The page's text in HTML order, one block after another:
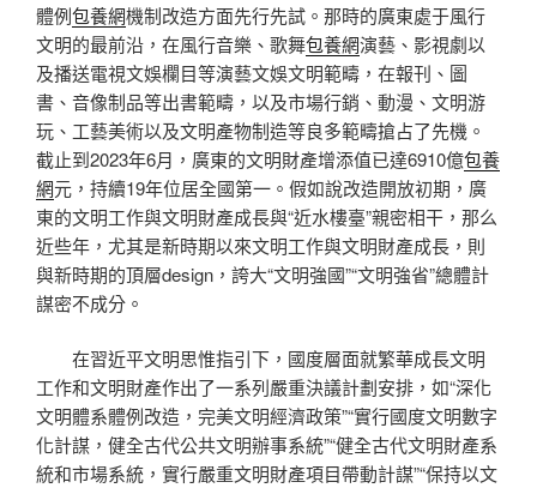
體例包養網機制改造方面先行先試。那時的廣東處于風行
文明的最前沿，在風行音樂、歌舞包養網演藝、影視劇以
及播送電視文娛欄目等演藝文娛文明範疇，在報刊、圖
書、音像制品等出書範疇，以及市場行銷、動漫、文明游
玩、工藝美術以及文明產物制造等良多範疇搶占了先機。
截止到2023年6月，廣東的文明財產增添值已達6910億包養
網元，持續19年位居全國第一。假如說改造開放初期，廣
東的文明工作與文明財產成長與“近水樓臺”親密相干，那么
近些年，尤其是新時期以來文明工作與文明財產成長，則
與新時期的頂層design，誇大“文明強國”“文明強省”總體計
謀密不成分。
在習近平文明思惟指引下，國度層面就繁華成長文明
工作和文明財產作出了一系列嚴重決議計劃安排，如“深化
文明體系體例改造，完美文明經濟政策”“實行國度文明數字
化計謀，健全古代公共文明辦事系統”“健全古代文明財產系
統和市場系統，實行嚴重文明財產項目帶動計謀”“保持以文